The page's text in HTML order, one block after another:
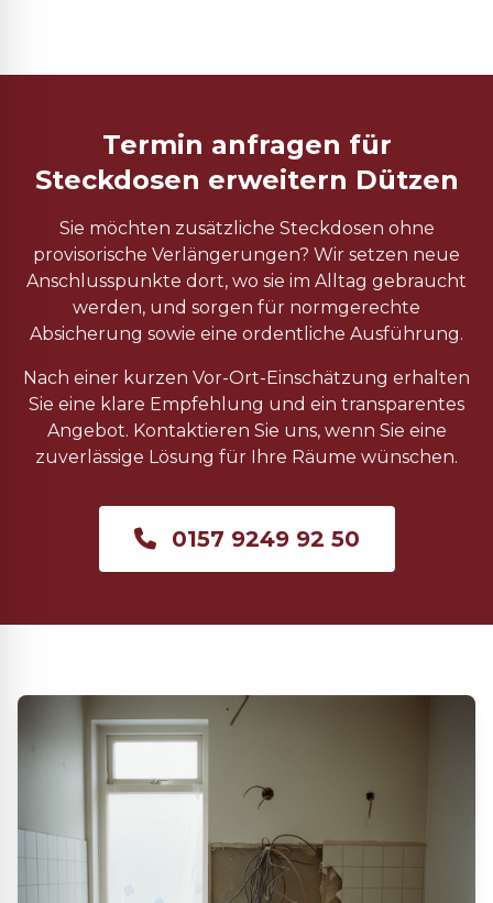
Termin anfragen für
Steckdosen erweitern Dützen
Sie möchten zusätzliche Steckdosen ohne
provisorische Verlängerungen? Wir setzen neue
Anschlusspunkte dort, wo sie im Alltag gebraucht
werden, und sorgen für normgerechte
Absicherung sowie eine ordentliche Ausführung.
Nach einer kurzen Vor-Ort-Einschätzung erhalten
Sie eine klare Empfehlung und ein transparentes
Angebot. Kontaktieren Sie uns, wenn Sie eine
zuverlässige Lösung für Ihre Räume wünschen.
0157 9249 92 50